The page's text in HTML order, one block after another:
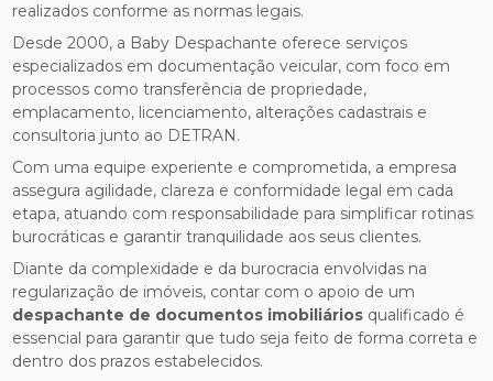
realizados conforme as normas legais.
Desde 2000, a Baby Despachante oferece serviços
especializados em documentação veicular, com foco em
processos como transferência de propriedade,
emplacamento, licenciamento, alterações cadastrais e
consultoria junto ao DETRAN.
Com uma equipe experiente e comprometida, a empresa
assegura agilidade, clareza e conformidade legal em cada
etapa, atuando com responsabilidade para simplificar rotinas
burocráticas e garantir tranquilidade aos seus clientes.
Diante da complexidade e da burocracia envolvidas na
regularização de imóveis, contar com o apoio de um
despachante de documentos imobiliários qualificado é
essencial para garantir que tudo seja feito de forma correta e
dentro dos prazos estabelecidos.